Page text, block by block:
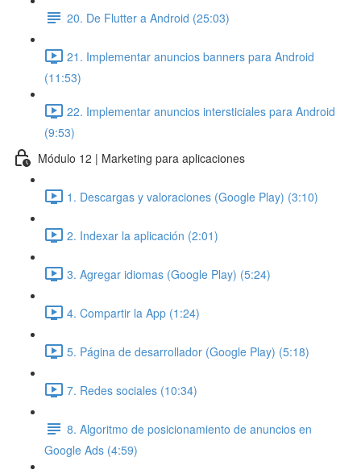
20. De Flutter a Android (25:03)
21. Implementar anuncios banners para Android
(11:53)
22. Implementar anuncios intersticiales para Android
(9:53)
Módulo 12 | Marketing para aplicaciones
1. Descargas y valoraciones (Google Play) (3:10)
2. Indexar la aplicación (2:01)
3. Agregar idiomas (Google Play) (5:24)
4. Compartir la App (1:24)
5. Página de desarrollador (Google Play) (5:18)
7. Redes sociales (10:34)
8. Algoritmo de posicionamiento de anuncios en
Google Ads (4:59)